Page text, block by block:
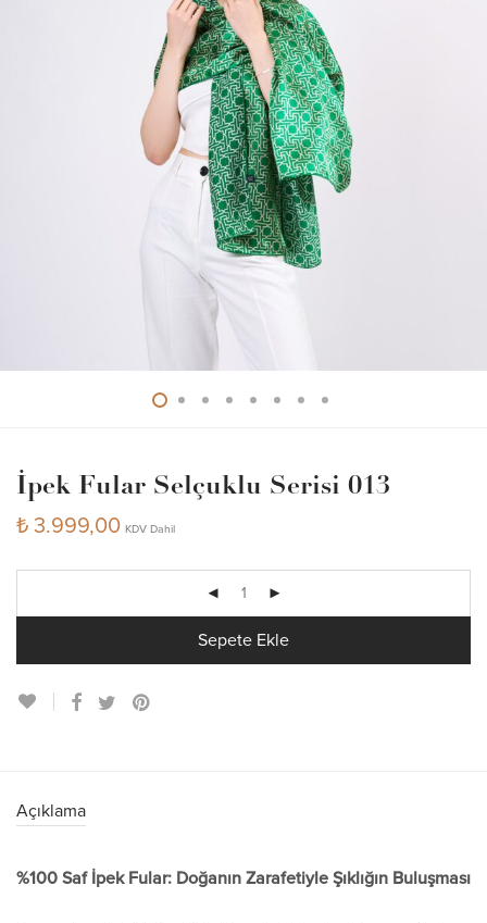
İpek Fular Selçuklu Serisi 013
₺ 3.999,00 KDV Dahil
Sepete Ekle
Açıklama
%100 Saf İpek Fular: Doğanın Zarafetiyle Şıklığın Buluşması